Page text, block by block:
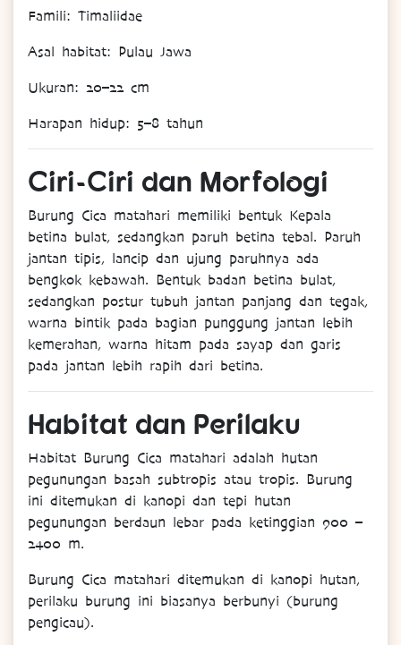
Famili: Timaliidae
Asal habitat: Pulau Jawa
Ukuran: 20–22 cm
Harapan hidup: 5–8 tahun
Ciri-Ciri dan Morfologi
Burung Cica matahari memiliki bentuk Kepala
betina bulat, sedangkan paruh betina tebal. Paruh
jantan tipis, lancip dan ujung paruhnya ada
bengkok kebawah. Bentuk badan betina bulat,
sedangkan postur tubuh jantan panjang dan tegak,
warna bintik pada bagian punggung jantan lebih
kemerahan, warna hitam pada sayap dan garis
pada jantan lebih rapih dari betina.
Habitat dan Perilaku
Habitat Burung Cica matahari adalah hutan
pegunungan basah subtropis atau tropis. Burung
ini ditemukan di kanopi dan tepi hutan
pegunungan berdaun lebar pada ketinggian 900 –
2400 m.
Burung Cica matahari ditemukan di kanopi hutan,
perilaku burung ini biasanya berbunyi (burung
pengicau).